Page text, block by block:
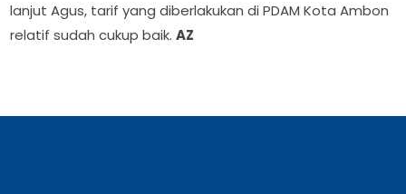
lanjut Agus, tarif yang diberlakukan di PDAM Kota Ambon
relatif sudah cukup baik.AZ